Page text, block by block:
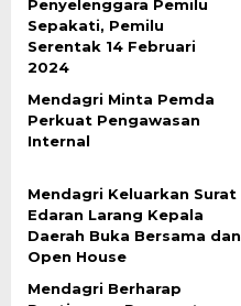
Penyelenggara Pemilu
Sepakati, Pemilu
Serentak 14 Februari
2024
Mendagri Minta Pemda
Perkuat Pengawasan
Internal
Mendagri Keluarkan Surat
Edaran Larang Kepala
Daerah Buka Bersama dan
Open House
Mendagri Berharap